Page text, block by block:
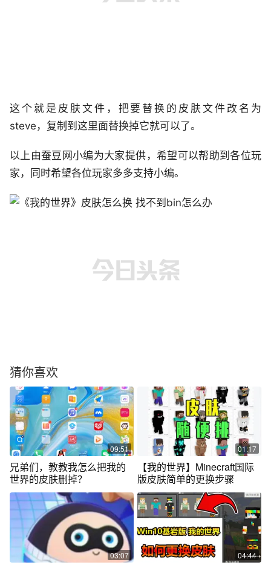
这个就是皮肤文件，把要替换的皮肤文件改名为
steve，复制到这里面替换掉它就可以了。
以上由蚕豆网小编为大家提供，希望可以帮助到各位玩
家，同时希望各位玩家多多支持小编。
猜你喜欢
09:51
兄弟们，教教我怎么把我的
世界的皮肤删掉？
01:17
【我的世界】Minecraft国际
版皮肤简单的更换步骤
03:07 04:44